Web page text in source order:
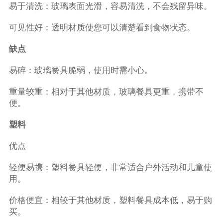
易于清洗：玻璃表面光滑，容易清洗，不会残留异味。
可见性好：透明材质使您可以清楚看到食物状态。
缺点
易碎：玻璃餐具脆弱，使用时需小心。
重量较重：相对于其他材质，玻璃餐具更重，携带不
便。
塑料
优点
轻便易携：塑料餐具轻便，非常适合户外活动和儿童使
用。
价格便宜：相较于其他材质，塑料餐具成本低，易于购
买。